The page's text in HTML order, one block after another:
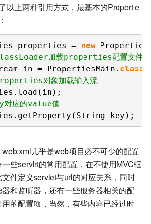
以上两种引用方式，最基本的Propertie
properties = new
加载properties配置文件生
in = PropertiesMain. class
对象加载输入流
应的value值
key);
几乎是web项目必不可少的配置
些servlrt的常用配置，在不使用MVC框
件定义servlet与url的对应关系，同时
和监听器，还有一些服务器相关的配
的配置项，当然，有些内容已经过时